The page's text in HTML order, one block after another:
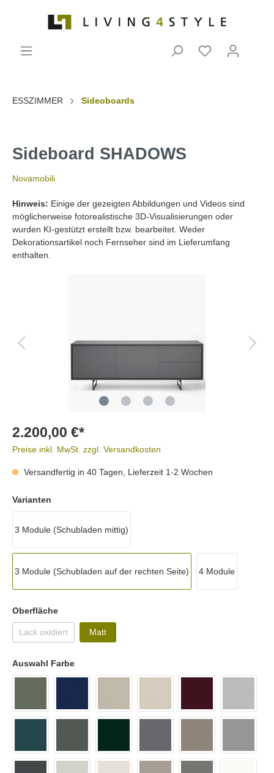
ESSZIMMER Sideoboards
Sideboard SHADOWS
Novamobili
Hinweis: Einige der gezeigten Abbildungen und Videos sind
möglicherweise fotorealistische 3D-Visualisierungen oder
wurden KI-gestützt erstellt bzw. bearbeitet. Weder
Dekorationsartikel noch Fernseher sind im Lieferumfang
enthalten.
2.200,00 €*
Preise inkl. MwSt. zzgl. Versandkosten
Versandfertig in 40 Tagen, Lieferzeit 1-2 Wochen
Varianten
3 Module (Schubladen mittig)
3 Module (Schubladen auf der rechten Seite) 4 Module
Oberfläche
Lack oxidiert Matt
Auswahl Farbe